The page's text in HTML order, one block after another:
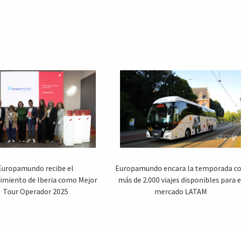
recibe el
de Iberia como Mejor
Tour Operador 2025
Europamundo encara la temporada
más de 2.000 viajes disponibles para
mercado LATAM